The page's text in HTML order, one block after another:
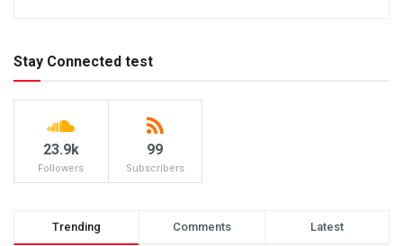
Stay Connected test
23.9k
Followers
99
Subscribers
Trending Comments Latest